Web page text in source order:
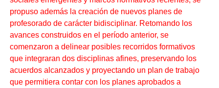
propuso además la creación de nuevos planes de
profesorado de carácter bidisciplinar. Retomando los
avances construidos en el período anterior, se
comenzaron a delinear posibles recorridos formativos
que integraran dos disciplinas afines, preservando los
acuerdos alcanzados y proyectando un plan de trabajo
que permitiera contar con los planes aprobados a